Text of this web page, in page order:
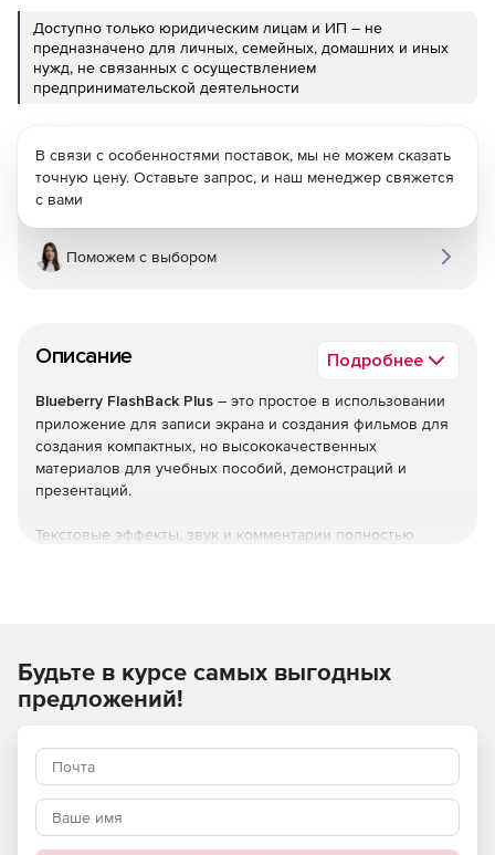
Доступно только юридическим лицам и ИП – не
предназначено для личных, семейных, домашних и иных
нужд, не связанных с осуществлением
предпринимательской деятельности
Описание Подробнее
Blueberry FlashBack Plus – это простое в использовании
приложение для записи экрана и создания фильмов для
создания компактных, но высококачественных
материалов для учебных пособий, демонстраций и
презентаций.
Текстовые эффекты, звук и комментарии полностью
или отдельные области экрана своего компьютера. После
захвата эти записи можно воспроизводить,
редактировать, создавать и публиковать в широком
программ записи экрана, FlashBack использует
специальный драйвер захвата для интеллектуального
обнаружения изменений на экране. Этот метод записи
сводит к минимуму нагрузку на ресурсы ПК во время
В связи с особенностями поставок, мы не можем сказать
точную цену. Оставьте запрос, и наш менеджер свяжется
с вами
Поможем с выбором
Будьте в курсе самых выгодных
предложений!